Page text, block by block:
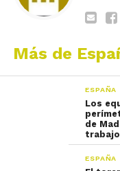
Más de
ESPAÑA
Los
de
trabajo
ESPAÑA